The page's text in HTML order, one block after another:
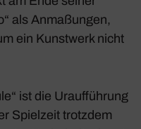
als Anma­ßungen,
ein Kunst­werk nicht
ist die Urauf­füh­rung
Spiel­zeit trotzdem